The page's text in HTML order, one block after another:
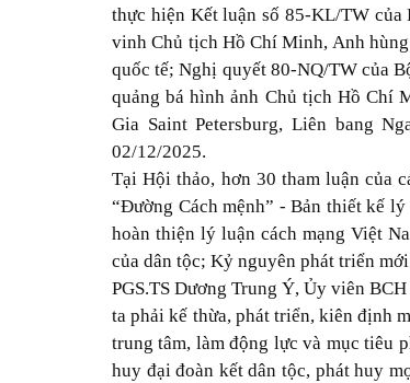
thực hiện Kết luận số 85-KL/TW
vinh Chủ tịch Hồ Chí Minh, Anh
quốc tế; Nghị quyết 80-NQ/TW của
quảng bá hình ảnh Chủ tịch Hồ Chí
Gia Saint Petersburg, Liên bang
02/12/2025.
Tại Hội thảo, hơn 30 tham luận của
“Đường Cách mệnh” - Bản thiết kế
hoàn thiện lý luận cách mạng Việt
của dân tộc; Kỷ nguyên phát triển
PGS.TS Dương Trung Ý, Ủy viên
ta phải kế thừa, phát triển, kiên định
trung tâm, làm động lực và mục tiêu
huy đại đoàn kết dân tộc, phát huy